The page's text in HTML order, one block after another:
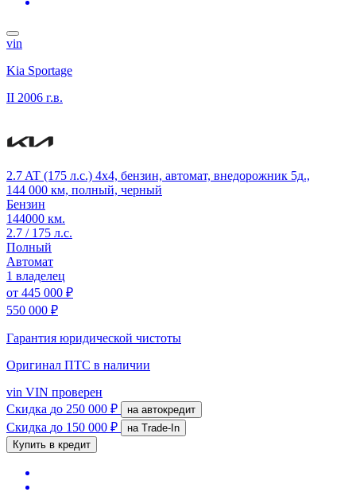
vin
Kia Sportage
II 2006 г.в.
2.7 AT (175 л.с.) 4x4, бензин, автомат, внедорожник 5д.,
144 000 км, полный, черный
Бензин
144000 км.
2.7 / 175 л.с.
Полный
Автомат
1 владелец
от 445 000 ₽
550 000 ₽
Гарантия юридической чистоты
Оригинал ПТС в наличии
vin VIN проверен
Скидка до 250 000 ₽ на автокредит
Скидка до 150 000 ₽
на Trade-In
Купить в кредит